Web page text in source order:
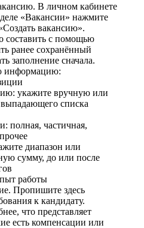
В личном кабинете
«Вакансии» нажмите
вакансию».
составить с помощью
ранее сохранённый
заполнение сначала.
информацию:
укажите вручную или
списка
полная, частичная,
диапазон или
сумму, до или после
работы
Пропишите здесь
к кандидату.
что представляет
есть компенсации или